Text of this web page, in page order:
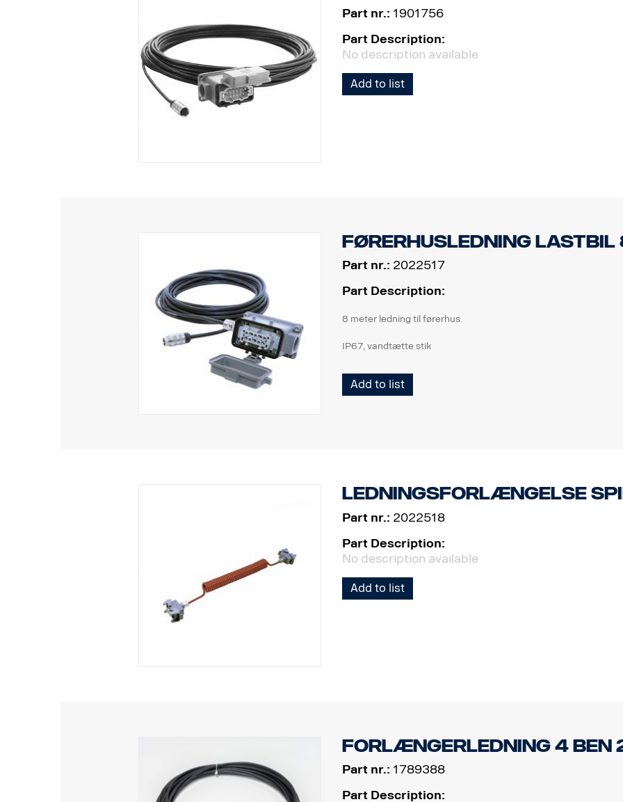
Part nr.: 1901756
Part Description:
No description available
Add to list
Førerhusledning lastbil
Part nr.: 2022517
Part Description:
8 meter ledning til førerhus.
IP67, vandtætte stik
ADR-godkendt
Add to list
Ledningsforlængelse
Part nr.: 2022518
Part Description:
No description available
Add to list
Forlængerledning 4 ben
Part nr.: 1789388
Part Description: